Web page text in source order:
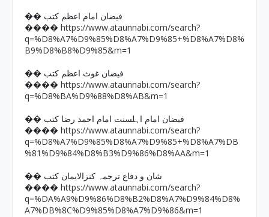
�� فیضان امام اعظم کتب
���� https://www.ataunnabi.com/search?
q=%D8%A7%D9%85%D8%A7%D9%85+%D8%A7%D8%
B9%D8%B8%D9%85&m=1
�� فیضان غوث اعظم کتب
���� https://www.ataunnabi.com/search?
q=%D8%BA%D9%88%D8%AB&m=1
�� فیضان امام اہلسنت امام احمد رضا کتب
���� https://www.ataunnabi.com/search?
q=%D8%A7%D9%85%D8%A7%D9%85+%D8%A7%DB
%81%D9%84%D8%B3%D9%86%D8%AA&m=1
�� شان و دفاع ترجمہ کنزالایمان کتب
���� https://www.ataunnabi.com/search?
q=%DA%A9%D9%86%D8%B2%D8%A7%D9%84%D8%
A7%DB%8C%D9%85%D8%A7%D9%86&m=1